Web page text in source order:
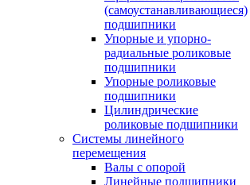
(самоустанавливающиеся)
подшипники
Упорные и упорно-
радиальные роликовые
подшипники
Упорные роликовые
подшипники
Цилиндрические
роликовые подшипники
Системы линейного
перемещения
Валы с опорой
Линейные подшипники